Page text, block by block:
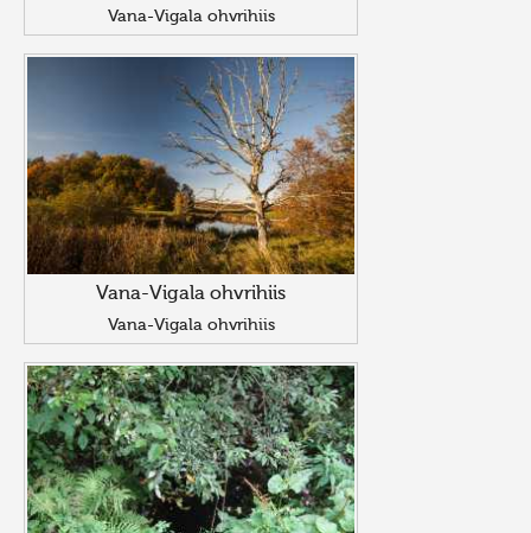
Vana-Vigala ohvrihiis
Vana-Vigala ohvrihiis
Vana-Vigala ohvrihiis